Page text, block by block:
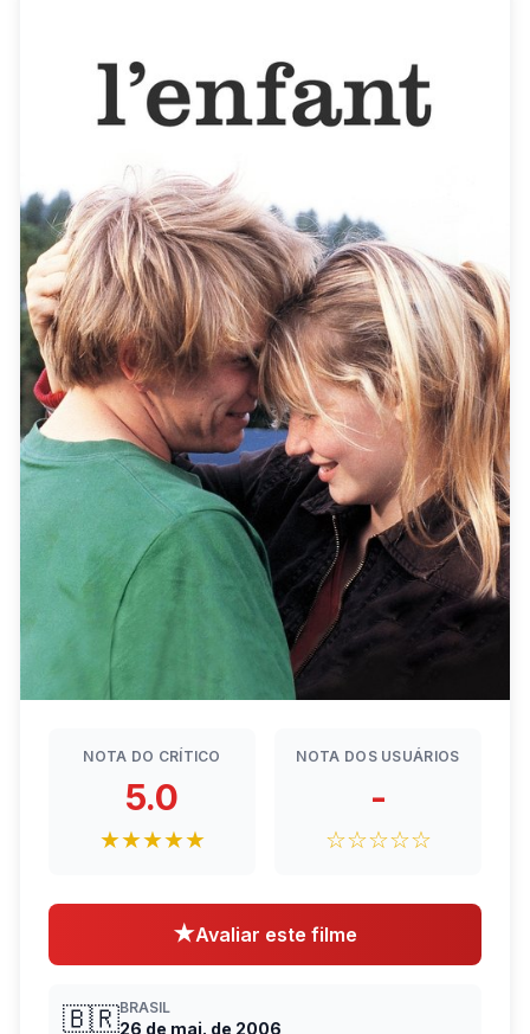
NOTA DO CRÍTICO
5.0
★★★★★
NOTA DOS USUÁRIOS
-
☆☆☆☆☆
★Avaliar este filme
🇧🇷BRASIL
26 de mai. de 2006